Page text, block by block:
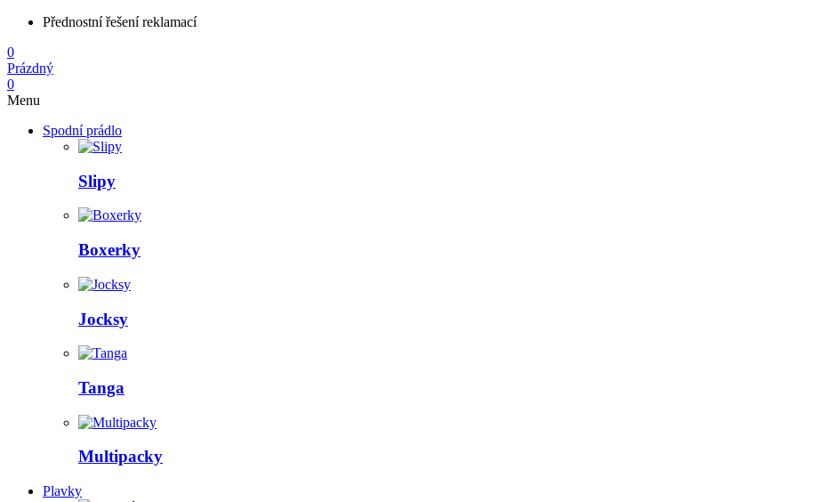
Přednostní řešení reklamací
0
Prázdný
0
Menu
Spodní prádlo
Slipy
Boxerky
Jocksy
Tanga
Multipacky
Plavky